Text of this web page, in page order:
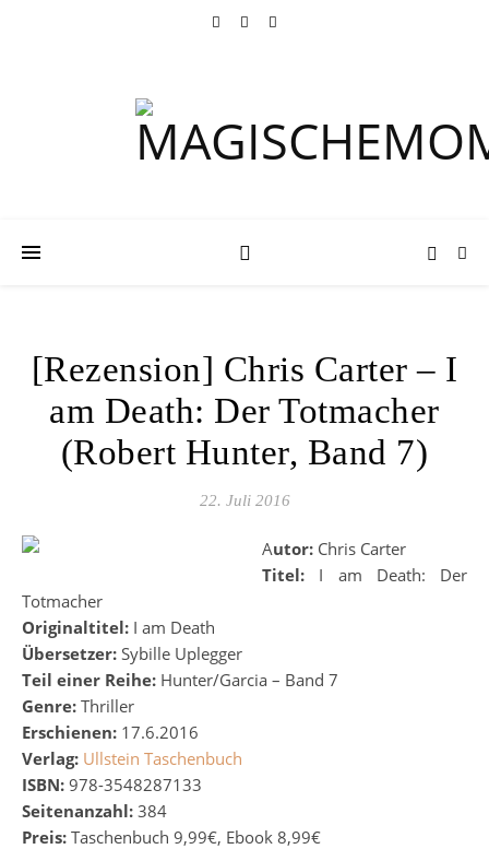
[Rezension] Chris Carter – I
am Death: Der Totmacher
(Robert Hunter, Band 7)
22. Juli 2016
Autor: Chris Carter
Titel: I am Death: Der
Totmacher
Originaltitel: I am Death
Übersetzer: Sybille Uplegger
Teil einer Reihe: Hunter/Garcia – Band 7
Genre: Thriller
Erschienen: 17.6.2016
Verlag: Ullstein Taschenbuch
ISBN: 978-3548287133
Seitenanzahl: 384
Preis: Taschenbuch 9,99€, Ebook 8,99€